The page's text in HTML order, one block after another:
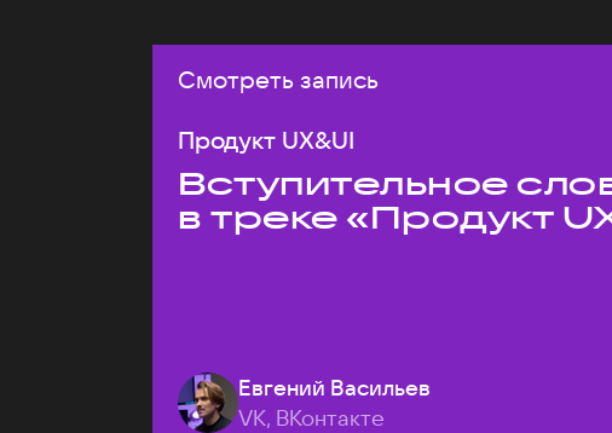
Смотреть запись
Продукт UX&UI
Вступительное
в треке «Продукт
Евгений Васильев
VK, ВКонтакте